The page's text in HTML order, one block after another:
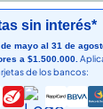
sin interés*
mayo al 31 de
a $1.500.000.
de los bancos: